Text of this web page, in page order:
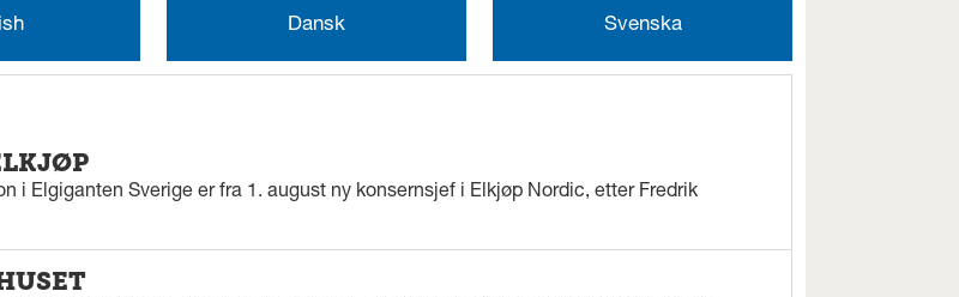
Dansk Svenska
i Elgiganten Sverige er fra 1. august ny konsernsjef i Elkjøp Nordic, etter Fredrik